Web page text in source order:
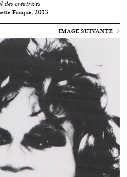
des créatrices
Fouque, 2013
IMAGE SUIVANTE